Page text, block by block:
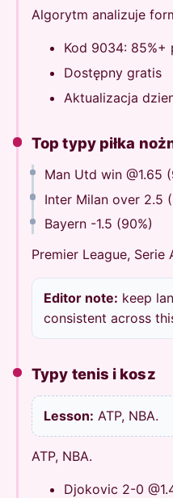
Algorytm analizuje
Kod 9034: 85%+
Dostępny gratis
Aktualizacja
Top typy piłka
Man Utd win @1.65
Inter Milan over 2.5
Bayern -1.5 (90%)
Premier League, Serie
Editor note: keep
consistent across
Typy tenis i kosz
Lesson: ATP, NBA.
ATP, NBA.
Djokovic 2-0